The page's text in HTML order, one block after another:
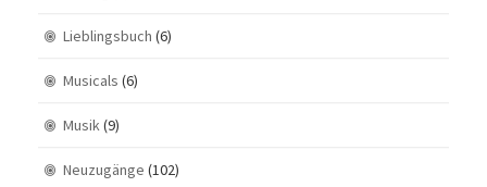
Lieblingsbuch (6)
Musicals (6)
Musik(9)
Neuzugänge (102)